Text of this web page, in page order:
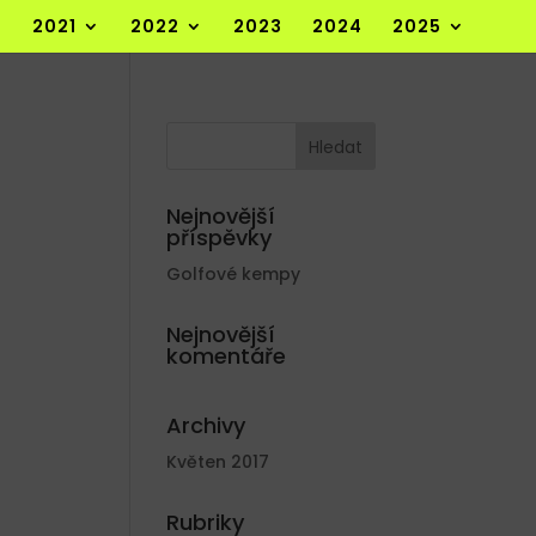
2021 2022 2023 2024 2025
Nejnovější
příspěvky
Golfové kempy
Nejnovější
komentáře
Archivy
Květen 2017
Rubriky